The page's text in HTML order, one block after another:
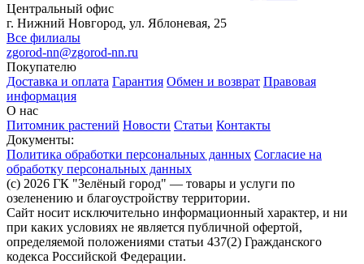
Центральный офис
г. Нижний Новгород, ул. Яблоневая, 25
Все филиалы
zgorod-nn@zgorod-nn.ru
Покупателю
Доставка и оплата Гарантия Обмен и возврат Правовая
информация
О нас
Питомник растений Новости Статьи Контакты
Документы:
Политика обработки персональных данных Согласие на
обработку персональных данных
(c) 2026 ГК "Зелёный город" — товары и услуги по
озеленению и благоустройству территории.
Сайт носит исключительно информационный характер, и ни
при каких условиях не является публичной офертой,
определяемой положениями статьи 437(2) Гражданского
кодекса Российской Федерации.